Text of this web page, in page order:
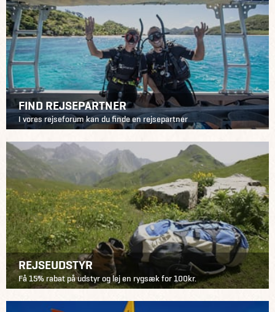
FIND REJSEPARTNER
I vores rejseforum kan du finde en rejsepartner
REJSEUDSTYR
Få 15% rabat på udstyr og lej en rygsæk for 100kr.